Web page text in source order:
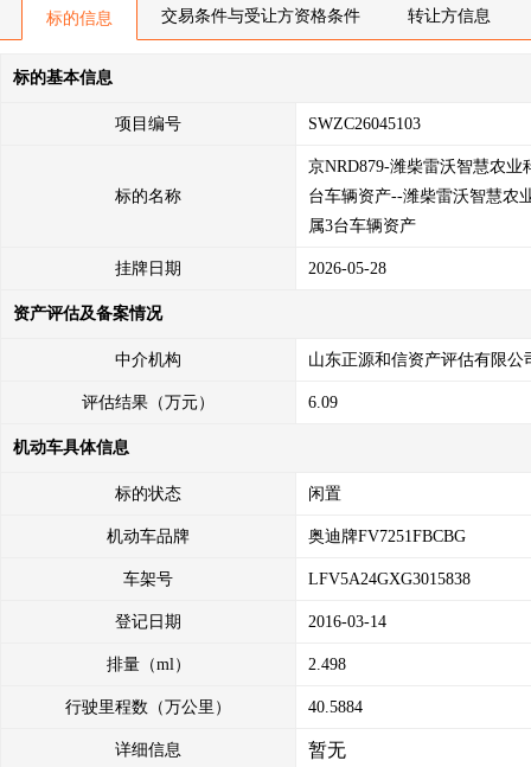
标的信息 交易条件与受让方资格条件 转让方信息
标的基本信息
项目编号 SWZC26045103
标的名称
京NRD879-潍柴雷沃智慧农业
台车辆资产--潍柴雷沃智慧农
属3台车辆资产
挂牌日期 2026-05-28
资产评估及备案情况
中介机构 山东正源和信资产评估有限公
评估结果（万元） 6.09
机动车具体信息
标的状态 闲置
机动车品牌 奥迪牌FV7251FBCBG
车架号 LFV5A24GXG3015838
登记日期 2016-03-14
排量（ml） 2.498
行驶里程数（万公里） 40.5884
详细信息 暂无